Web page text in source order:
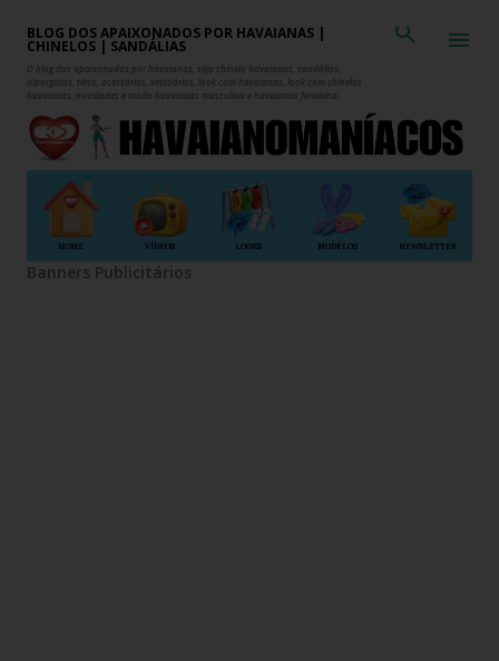
Pular para o conteúdo principal
BLOG DOS APAIXONADOS POR HAVAIANAS |
CHINELOS | SANDÁLIAS
O blog dos apaixonados por havaianas, seja chinelo havaianas, sandálias,
alpargatas, tênis, acessórios, vestuários, look com havaianas, look com chinelos
havaianas, novidades e moda havaianas masculina e havaianas feminina.
HOME VÍDEOS LOOKS MODELOS NEWSLETTER
Banners Publicitários